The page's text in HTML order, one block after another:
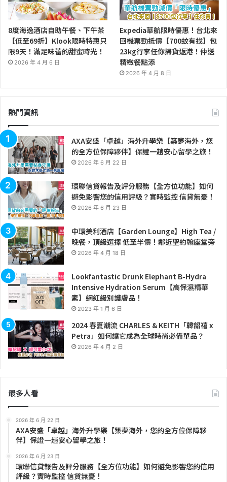
8度海逸酒店自助午餐、下午茶
【低至69折】Klook限時特惠只
限9天！滿足味蕾的甜蜜時光！
2026 年 4 月 6 日
Expedia華航限時優惠！台北來
回機票勁抵價【700蚊有找】包
23kg行李任你掃貨返港！仲送
精緻餐點添
2026 年 4 月 8 日
熱門資訊
AXA安盛「卓越」海外升學樂【築夢海外，您
的全方位保障夥伴】保證一趟安心留學之旅！
2026 年 6 月 22 日
環聯信貸報告及評分服務【全方位功能】如何
避免影響您的信用評級？實時監控 信貸無憂！
2026 年 6 月 23 日
中環美利酒店【Garden Lounge】High Tea /
晚餐，頂級選擇 低至半價！鄰近聖約翰座堂旁
2026 年 4 月 18 日
Lookfantastic Drunk Elephant B-Hydra
Intensive Hydration Serum【高保濕精華
素】網紅級別護膚品！
2023 年 1 月 6 日
2024 春夏潮流 CHARLES & KEITH「韓韶禧 x
Petra」如何讓它成為全球時尚必備單品？
2026 年 4 月 2 日
最多人看
2026 年 6 月 22 日
AXA安盛「卓越」海外升學樂【築夢海外，您的全方位保障夥
伴】保證一趟安心留學之旅！
2026 年 6 月 23 日
環聯信貸報告及評分服務【全方位功能】如何避免影響您的信用
評級？實時監控 信貸無憂！